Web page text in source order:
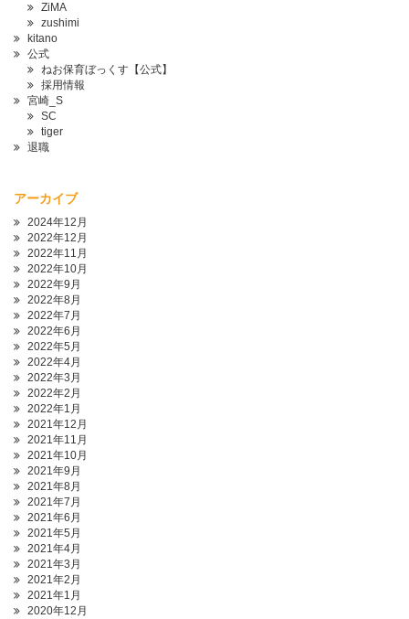
ZiMA
zushimi
kitano
公式
ねお保育ぼっくす【公式】
採用情報
宮崎_S
SC
tiger
退職
アーカイブ
2024年12月
2022年12月
2022年11月
2022年10月
2022年9月
2022年8月
2022年7月
2022年6月
2022年5月
2022年4月
2022年3月
2022年2月
2022年1月
2021年12月
2021年11月
2021年10月
2021年9月
2021年8月
2021年7月
2021年6月
2021年5月
2021年4月
2021年3月
2021年2月
2021年1月
2020年12月